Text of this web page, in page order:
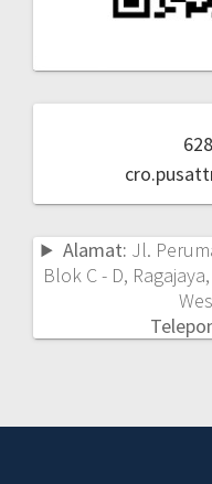
Alamat: Jl.
Blok C - D,